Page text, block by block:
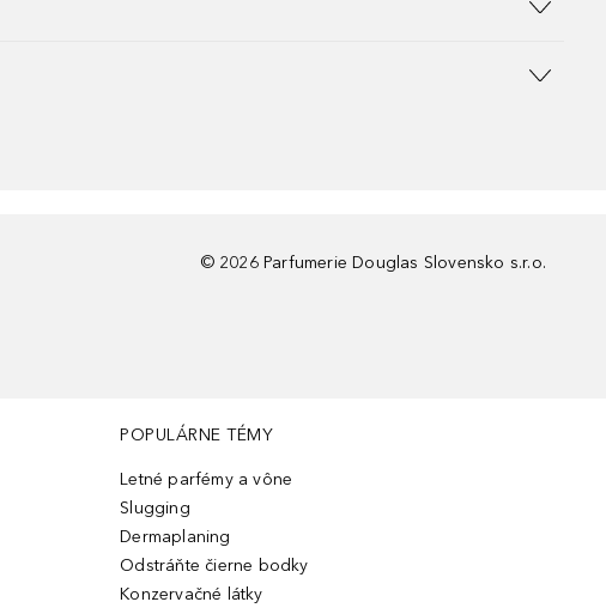
© 2026 Parfumerie Douglas Slovensko s.r.o.
POPULÁRNE TÉMY
Letné parfémy a vône
Slugging
Dermaplaning
Odstráňte čierne bodky
Konzervačné látky